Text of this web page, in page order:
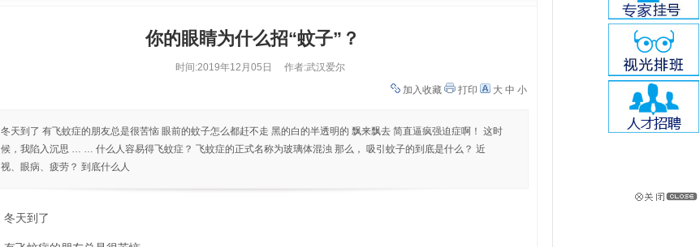
你的眼睛为什么招“蚊子”？
时间:2019年12月05日
作者:武汉爱尔
加入收藏
打印 大 中 小
冬天到了 有飞蚊症的朋友总是很苦恼 眼前的蚊子怎么都赶不走 黑的白的半透明的 飘来飘去 简直逼疯强迫症啊！ 这时
候，我陷入沉思 … … 什么人容易得飞蚊症？ 飞蚊症的正式名称为玻璃体混浊 那么， 吸引蚊子的到底是什么？ 近
视、眼病、疲劳？ 到底什么人
冬天到了